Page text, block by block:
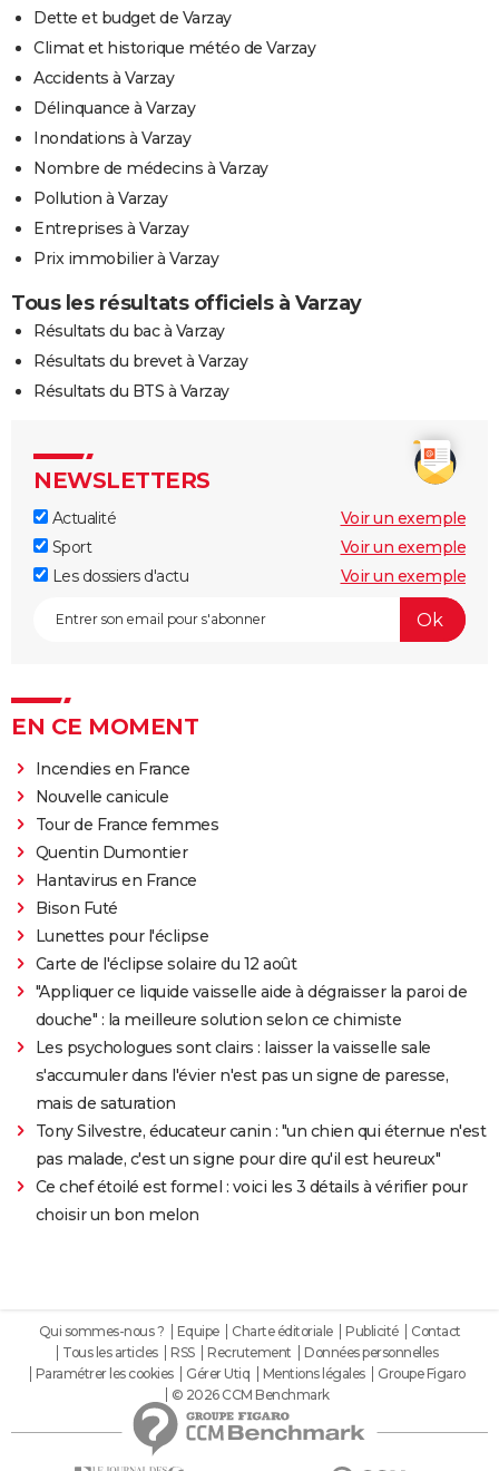
Dette et budget de Varzay
Climat et historique météo de Varzay
Accidents à Varzay
Délinquance à Varzay
Inondations à Varzay
Nombre de médecins à Varzay
Pollution à Varzay
Entreprises à Varzay
Prix immobilier à Varzay
Tous les résultats officiels à Varzay
Résultats du bac à Varzay
Résultats du brevet à Varzay
Résultats du BTS à Varzay
NEWSLETTERS
Actualité
Voir un exemple
Sport
Voir un exemple
Les dossiers d'actu
Voir un exemple
EN CE MOMENT
Incendies en France
Nouvelle canicule
Tour de France femmes
Quentin Dumontier
Hantavirus en France
Bison Futé
Lunettes pour l'éclipse
Carte de l'éclipse solaire du 12 août
"Appliquer ce liquide vaisselle aide à dégraisser la paroi de
douche" : la meilleure solution selon ce chimiste
Les psychologues sont clairs : laisser la vaisselle sale
s'accumuler dans l'évier n'est pas un signe de paresse,
mais de saturation
Tony Silvestre, éducateur canin : "un chien qui éternue n'est
pas malade, c'est un signe pour dire qu'il est heureux"
Ce chef étoilé est formel : voici les 3 détails à vérifier pour
choisir un bon melon
Qui sommes-nous ? Equipe Charte éditoriale Publicité
Contact
Tous les articles
RSS Recrutement
Données personnelles
Paramétrer les cookies
Gérer Utiq Mentions légales
Groupe Figaro
© 2026 CCM Benchmark